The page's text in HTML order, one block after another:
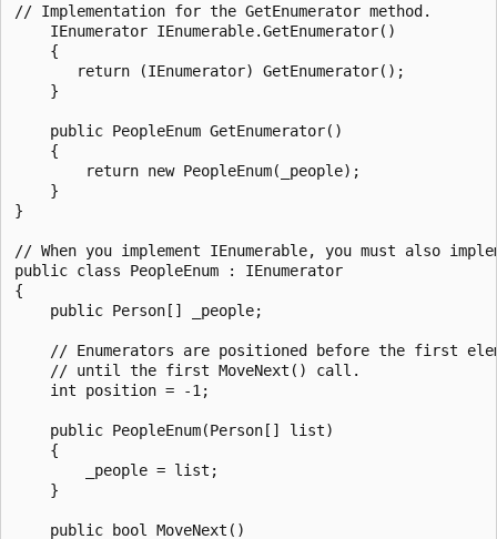
// Implementation for the GetEnumerator method.
    IEnumerator IEnumerable.GetEnumerator()
    {
       return (IEnumerator) GetEnumerator();
    }
    public PeopleEnum GetEnumerator()
    {
        return new PeopleEnum(_people);
    }
}
// When you implement IEnumerable, you must also
public class PeopleEnum : IEnumerator
{
    public Person[] _people;
// Enumerators are positioned before the first
    // until the first MoveNext() call.
    int position = -1;
    public PeopleEnum(Person[] list)
    {
        _people = list;
    }
    public bool MoveNext()